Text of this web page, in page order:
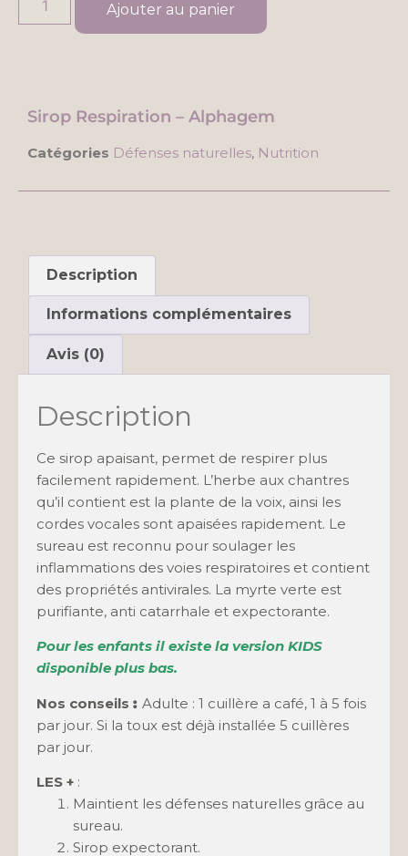
Ajouter au panier
Sirop Respiration – Alphagem
Catégories Défenses naturelles, Nutrition
Description
Informations complémentaires
Avis (0)
Description
Ce sirop apaisant, permet de respirer plus
facilement rapidement. L’herbe aux chantres
qu’il contient est la plante de la voix, ainsi les
cordes vocales sont apaisées rapidement. Le
sureau est reconnu pour soulager les
inflammations des voies respiratoires et contient
des propriétés antivirales. La myrte verte est
purifiante, anti catarrhale et expectorante.
Pour les enfants il existe la version KIDS
disponible plus bas.
Nos conseils : Adulte : 1 cuillère a café, 1 à 5 fois
par jour. Si la toux est déjà installée 5 cuillères
par jour.
LES + :
Maintient les défenses naturelles grâce au
sureau.
Sirop expectorant.